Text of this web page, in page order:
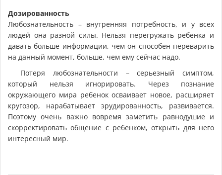
Дозированность
Любознательность – внутренняя потребность, и у всех
людей она разной силы. Нельзя перегружать ребенка и
давать больше информации, чем он способен переварить
на данный момент, больше, чем ему сейчас надо.
Потеря любознательности – серьезный симптом,
который нельзя игнорировать. Через познание
окружающего мира ребенок осваивает новое, расширяет
кругозор, нарабатывает эрудированность, развивается.
Поэтому очень важно вовремя заметить равнодушие и
скорректировать общение с ребенком, открыть для него
интересный мир.